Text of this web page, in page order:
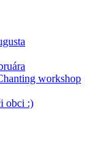
workshop
obci :)